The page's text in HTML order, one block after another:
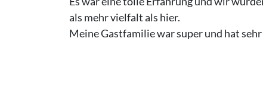
als mehr vielfalt als hier.
Meine Gastfamilie war super und hat